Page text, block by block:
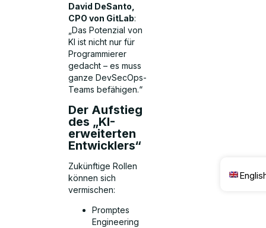
David DeSanto,
CPO von GitLab:
„Das Potenzial von
KI ist nicht nur für
Programmierer
gedacht – es muss
ganze DevSecOps-
Teams befähigen.“
Der Aufstieg
des „KI-
erweiterten
Entwicklers“
Zukünftige Rollen
können sich
vermischen:
Promptes
Engineering